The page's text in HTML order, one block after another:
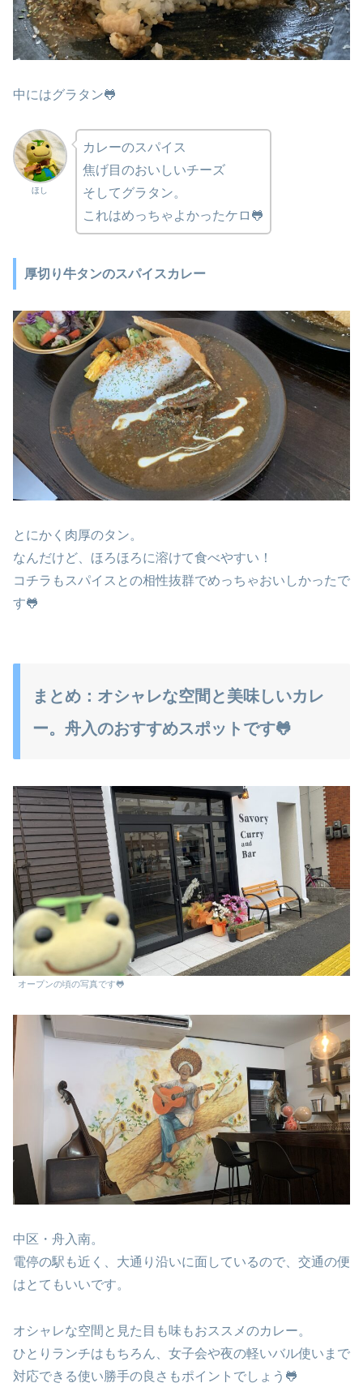
中にはグラタン🐸
ほし
カレーのスパイス
焦げ目のおいしいチーズ
そしてグラタン。
これはめっちゃよかったケロ🐸
厚切り牛タンのスパイスカレー
とにかく肉厚のタン。
なんだけど、ほろほろに溶けて食べやすい！
コチラもスパイスとの相性抜群でめっちゃおいしかったで
す🐸
まとめ：オシャレな空間と美味しいカレ
ー。舟入のおすすめスポットです🐸
オープンの頃の写真です🐸
中区・舟入南。
電停の駅も近く、大通り沿いに面しているので、交通の便
はとてもいいです。
オシャレな空間と見た目も味もおススメのカレー。
ひとりランチはもちろん、女子会や夜の軽いバル使いまで
対応できる使い勝手の良さもポイントでしょう🐸